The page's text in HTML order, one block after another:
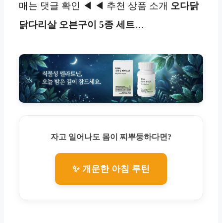
매는 댓글 확인 ◀ ◀ 추천 상품 소개 오다닭
닭다리살 오븐구이 5종 세트…
자고 일어나도 몸이 찌뿌둥하다면?
✨ 개운한 아침 루틴